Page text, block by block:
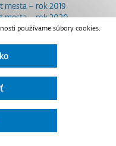
mesta – rok 2019
mesta – rok 2020
mesta – rok 2021
mesta – rok 2023
mesta – rok 2024
mesta – rok 2026
a výdavky na štátnu reklamu
používame súbory cookies.